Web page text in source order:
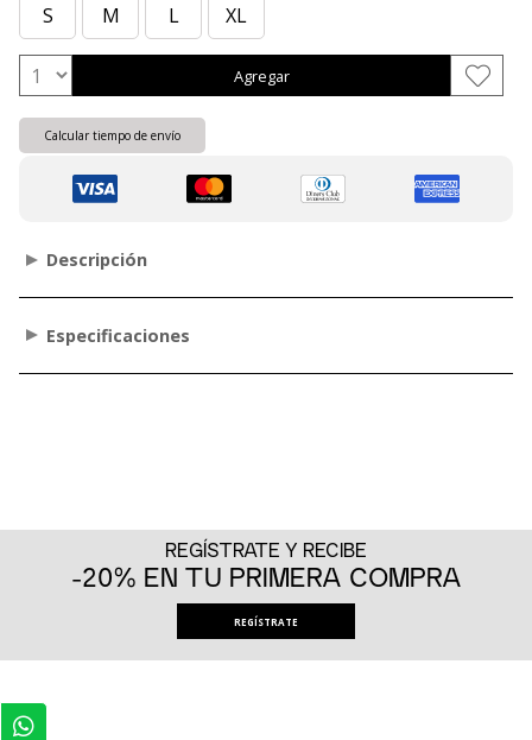
S
M L XL
Agregar
Calcular tiempo de envío
Descripción
Especificaciones
REGÍSTRATE Y RECIBE
-20% EN TU PRIMERA COMPRA
REGÍSTRATE